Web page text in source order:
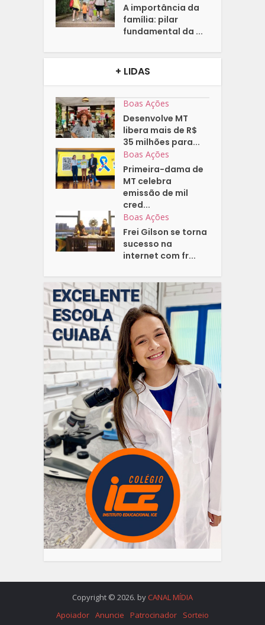
A importância da
família: pilar
fundamental da ...
+ LIDAS
Boas Ações
Desenvolve MT
libera mais de R$
35 milhões para...
Boas Ações
Primeira-dama de
MT celebra
emissão de mil
cred...
Boas Ações
Frei Gilson se torna
sucesso na
internet com fr...
Copyright © 2026. by CANAL MÍDIA
Apoiador Anuncie Patrocinador Sorteio